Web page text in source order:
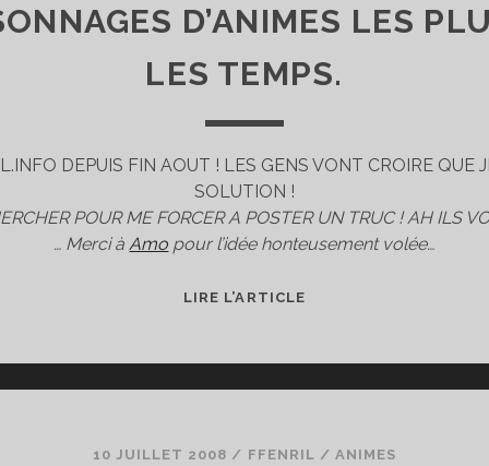
D’ANIMES LES
LES TEMPS.
DEPUIS FIN AOUT ! LES GENS VONT CROIRE QUE
SOLUTION !
POUR ME FORCER A POSTER UN TRUC ! AH ILS
… Merci à Amo pour l’idée honteusement volée…
LIRE L’ARTICLELE
LES
10 JUILLET 2008 / FFENRIL / ANIMES